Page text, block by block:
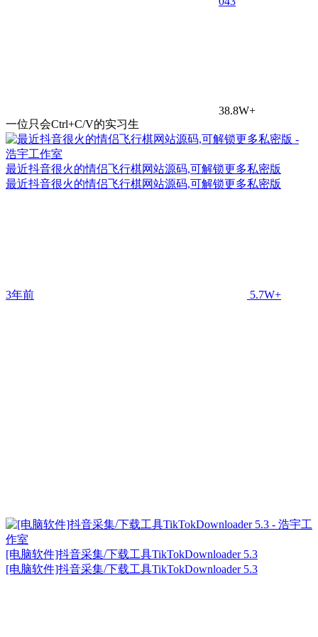
38.8W+
一位只会Ctrl+C/V的实习生
最近抖音很火的情侣飞行棋网站源码,可解锁更多私密版
最近抖音很火的情侣飞行棋网站源码,可解锁更多私密版
3年前 5.7W+
[电脑软件]抖音采集/下载工具TikTokDownloader 5.3
[电脑软件]抖音采集/下载工具TikTokDownloader 5.3